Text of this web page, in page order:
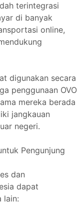
terintegrasi
di banyak
online,
digunakan secara
penggunaan OVO
mereka berada
jangkauan
negeri.
Pengunjung
dan
dapat
lain: